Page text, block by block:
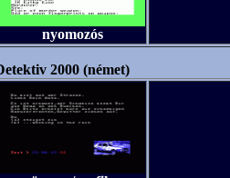
nyomozós
2000 (német)